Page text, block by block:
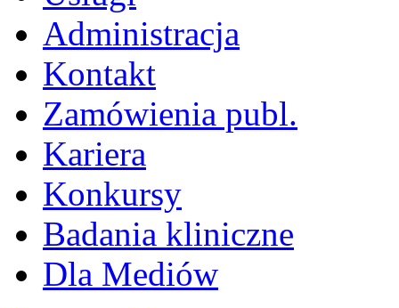
Administracja
Kontakt
Zamówienia publ.
Kariera
Konkursy
Badania kliniczne
Dla Mediów